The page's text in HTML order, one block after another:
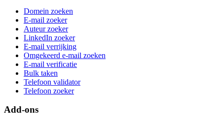
Domein zoeken
E-mail zoeker
Auteur zoeker
LinkedIn zoeker
E-mail verrijking
Omgekeerd e-mail zoeken
E-mail verificatie
Bulk taken
Telefoon validator
Telefoon zoeker
Add-ons